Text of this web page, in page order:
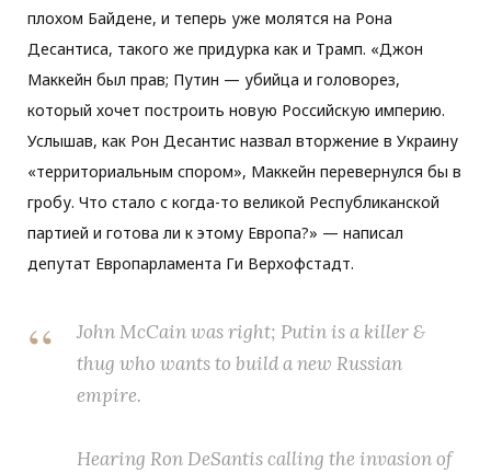
плохом Байдене, и теперь уже молятся на Рона
Десантиса, такого же придурка как и Трамп. «Джон
Маккейн был прав; Путин — убийца и головорез,
который хочет построить новую Российскую империю.
Услышав, как Рон Десантис назвал вторжение в Украину
«территориальным спором», Маккейн перевернулся бы в
гробу. Что стало с когда-то великой Республиканской
партией и готова ли к этому Европа?» — написал
депутат Европарламента Ги Верхофстадт.
John McCain was right; Putin is a killer &
thug who wants to build a new Russian
empire.
Hearing Ron DeSantis calling the invasion of